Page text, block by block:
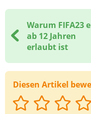
Warum FIFA23
ab 12 Jahren
erlaubt ist
Diesen Artikel
Deine Nachricht